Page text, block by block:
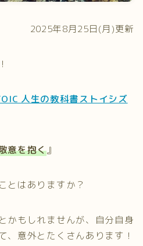
2025年8月25日(月)更新
人生の教科書ストイシズ
意を抱く』
とはありますか？
かもしれませんが、自分自身
、意外とたくさんあります！